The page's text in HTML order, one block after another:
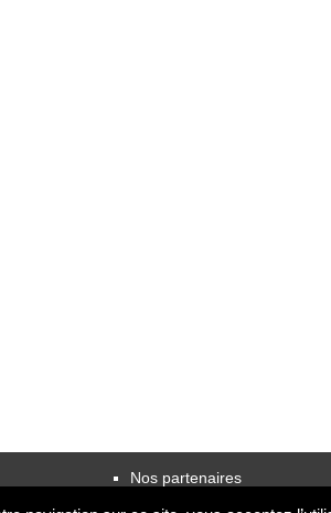
Nos partenaires
partenaires